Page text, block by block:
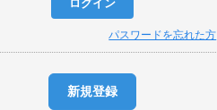
パスワードを忘れた方
新規登録